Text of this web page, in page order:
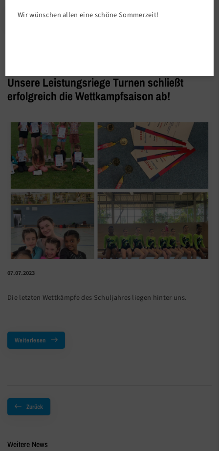
Unsere Leistungsriege Turnen schließt
erfolgreich die Wettkampfsaison ab!
07.07.2023
Die letzten Wettkämpfe des Schuljahres liegen hinter uns.
Weiterlesen
Zurück
Weitere News
Wir wünschen allen eine schöne Sommerzeit!